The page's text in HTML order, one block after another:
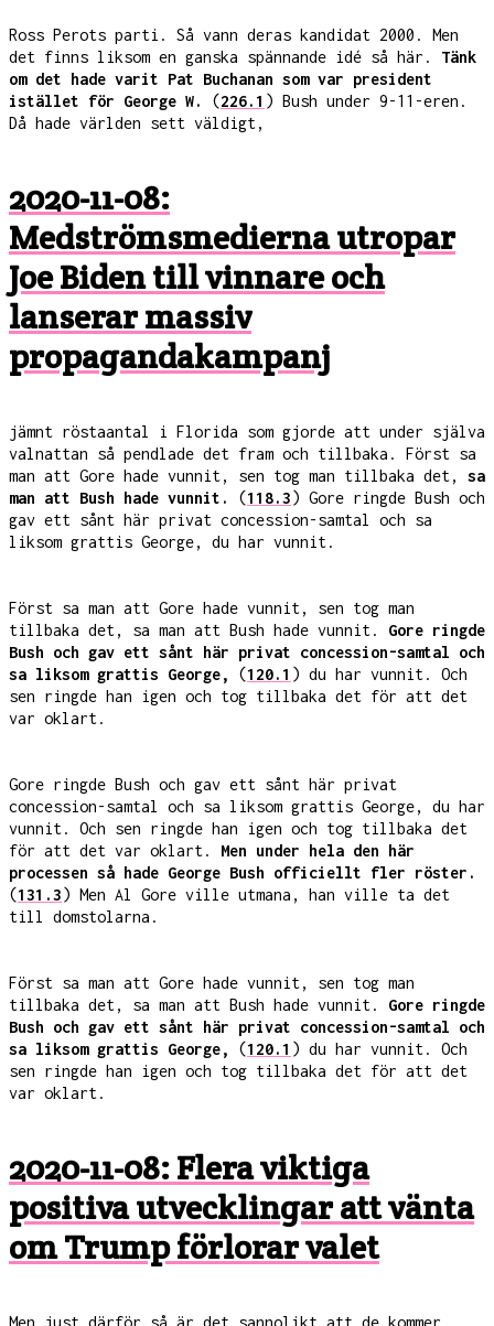
Ross Perots parti. Så vann deras kandidat 2000. Men
det finns liksom en ganska spännande idé så här. Tänk
om det hade varit Pat Buchanan som var president
istället för George W.
(226.1 ) Bush under 9-11-eren.
Då hade världen sett väldigt,
2020-11-08:
Medströmsmedierna utropar
Joe Biden till vinnare och
lanserar massiv
propagandakampanj
jämnt röstaantal i Florida som gjorde att under själva
valnattan så pendlade det fram och tillbaka. Först sa
man att Gore hade vunnit, sen tog man tillbaka det, sa
man att Bush hade vunnit.
(118.3) Gore ringde Bush och
gav ett sånt här privat concession-samtal och sa
liksom grattis George, du har vunnit.
Först sa man att Gore hade vunnit, sen tog man
tillbaka det, sa man att Bush hade vunnit. Gore ringde
Bush och gav ett sånt här privat concession-samtal och
sa liksom grattis George,
(120.1 ) du har vunnit. Och
sen ringde han igen och tog tillbaka det för att det
var oklart.
Gore ringde Bush och gav ett sånt här privat
concession-samtal och sa liksom grattis George, du har
vunnit. Och sen ringde han igen och tog tillbaka det
för att det var oklart. Men under hela den här
processen så hade George Bush officiellt fler röster.
(131.3) Men Al Gore ville utmana, han ville ta det
till domstolarna.
Först sa man att Gore hade vunnit, sen tog man
tillbaka det, sa man att Bush hade vunnit. Gore ringde
Bush och gav ett sånt här privat concession-samtal och
sa liksom grattis George,
(120.1 ) du har vunnit. Och
sen ringde han igen och tog tillbaka det för att det
var oklart.
2020-11-08: Flera viktiga
positiva utvecklingar att vänta
om Trump förlorar valet
Men just därför så är det sannolikt att de kommer